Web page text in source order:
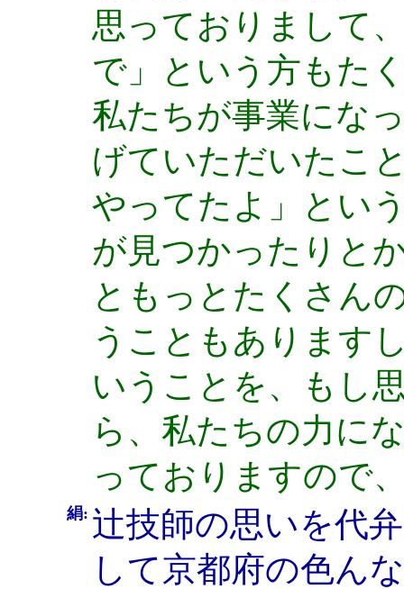
思っておりまして
で」という方もた
私たちが事業にな
げていただいたこ
やってたよ」とい
が見つかったりと
ともっとたくさん
うこともあります
いうことを、もし
ら、私たちの力に
っておりますので
絹: 辻技師の思いを代
して京都府の色ん